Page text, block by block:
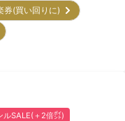
券(買い回りに)
ルSALE(＋2倍㌽)